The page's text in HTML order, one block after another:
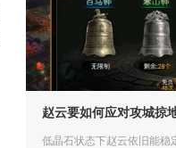
赵云要如何应对攻城掠
低晶石状态下赵云依旧能稳